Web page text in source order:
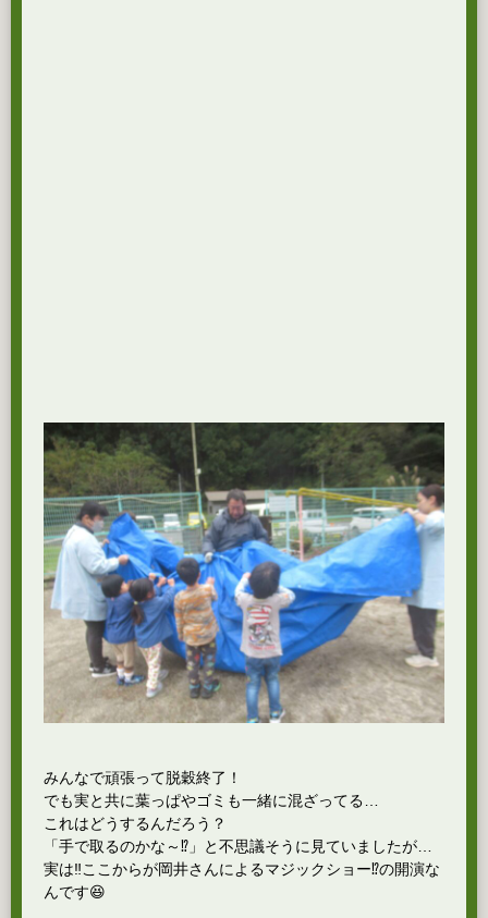
みんなで頑張って脱穀終了！
でも実と共に葉っぱやゴミも一緒に混ざってる…
これはどうするんだろう？
「手で取るのかな～⁉」と不思議そうに見ていましたが…
実は‼️ここからが岡井さんによるマジックショー⁉️の開演な
んです😆